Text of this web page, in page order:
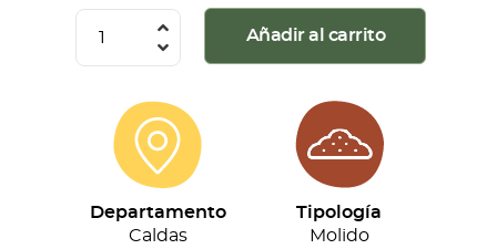
Cerrar Sesión
Tripack
c/u)
cantidad
Añadir al carrito
Departamento
Caldas
Tipología
Molido